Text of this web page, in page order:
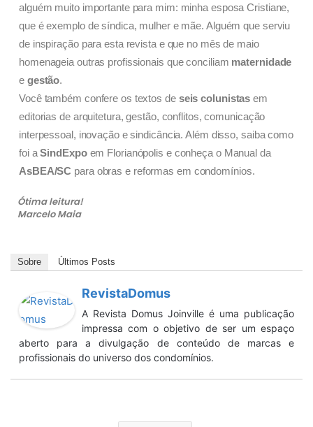
alguém muito importante para mim: minha esposa Cristiane,
que é exemplo de síndica, mulher e mãe. Alguém que serviu
de inspiração para esta revista e que no mês de maio
homenageia outras profissionais que conciliam maternidade
e gestão.
Você também confere os textos de seis colunistas em
editorias de arquitetura, gestão, conflitos, comunicação
interpessoal, inovação e sindicância. Além disso, saiba como
foi aSindExpoem Florianópolis e conheça o Manual da
AsBEA/SC para obras e reformas em condomínios.
Ótima leitura!
Marcelo Maia
Sobre Últimos Posts
RevistaDomus
A Revista Domus Joinville é uma publicação
impressa com o objetivo de ser um espaço
aberto para a divulgação de conteúdo de marcas e
profissionais do universo dos condomínios.